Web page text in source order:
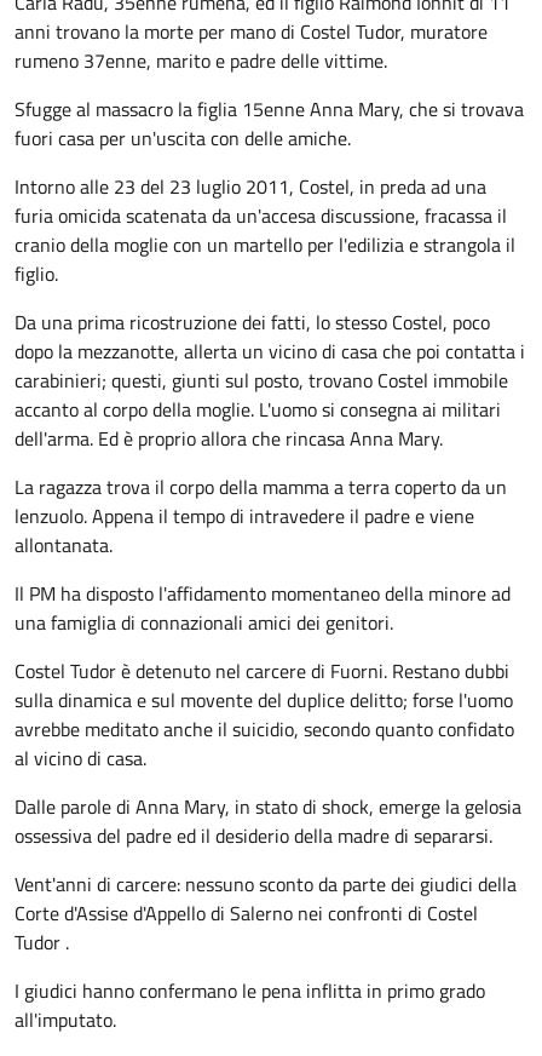
anni trovano la morte per mano di Costel Tudor, muratore
rumeno 37enne, marito e padre delle vittime.
Sfugge al massacro la figlia 15enne Anna Mary, che si trovava
fuori casa per un'uscita con delle amiche.
Intorno alle 23 del 23 luglio 2011, Costel, in preda ad una
furia omicida scatenata da un'accesa discussione, fracassa il
cranio della moglie con un martello per l'edilizia e strangola il
figlio.
Da una prima ricostruzione dei fatti, lo stesso Costel, poco
dopo la mezzanotte, allerta un vicino di casa che poi contatta i
carabinieri; questi, giunti sul posto, trovano Costel immobile
accanto al corpo della moglie. L'uomo si consegna ai militari
dell'arma. Ed è proprio allora che rincasa Anna Mary.
La ragazza trova il corpo della mamma a terra coperto da un
lenzuolo. Appena il tempo di intravedere il padre e viene
allontanata.
Il PM ha disposto l'affidamento momentaneo della minore ad
una famiglia di connazionali amici dei genitori.
Costel Tudor è detenuto nel carcere di Fuorni. Restano dubbi
sulla dinamica e sul movente del duplice delitto; forse l'uomo
avrebbe meditato anche il suicidio, secondo quanto confidato
al vicino di casa.
Dalle parole di Anna Mary, in stato di shock, emerge la gelosia
ossessiva del padre ed il desiderio della madre di separarsi.
Vent'anni di carcere: nessuno sconto da parte dei giudici della
Corte d'Assise d'Appello di Salerno nei confronti di Costel
Tudor .
I giudici hanno confermano le pena inflitta in primo grado
all'imputato.